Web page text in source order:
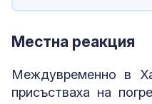
Местна реакция
Междувременно в
присъстваха на